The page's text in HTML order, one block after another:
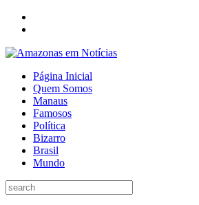
Página Inicial
Quem Somos
Manaus
Famosos
Política
Bizarro
Brasil
Mundo